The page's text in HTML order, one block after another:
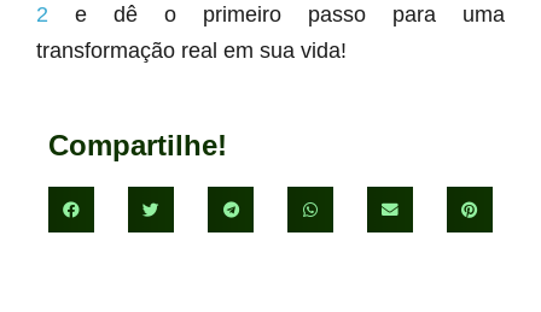
2 e dê o primeiro passo para uma
transformação real em sua vida!
Compartilhe!